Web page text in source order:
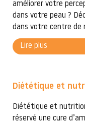
améliorer votre
dans votre peau ?
dans votre centre de
Lire plus
Diététique et
Diététique et
réservé une cure